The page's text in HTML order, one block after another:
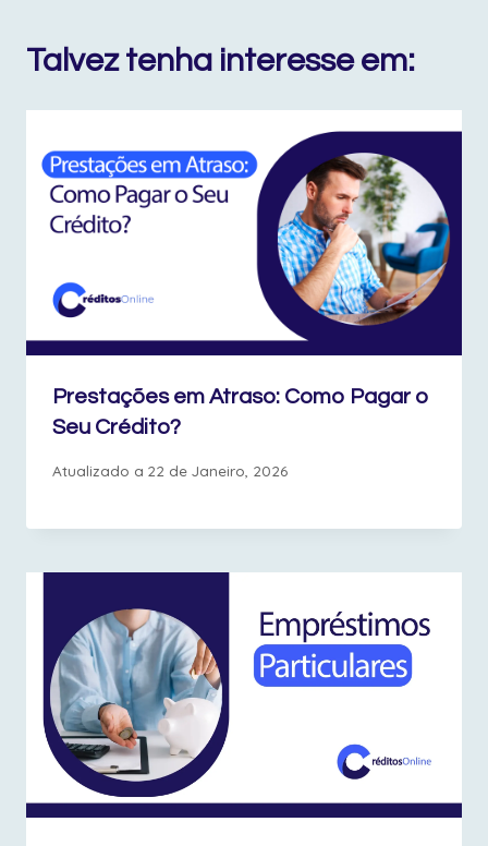
Talvez tenha interesse em:
Prestações em Atraso: Como Pagar o
Seu Crédito?
Atualizado a 22 de Janeiro, 2026